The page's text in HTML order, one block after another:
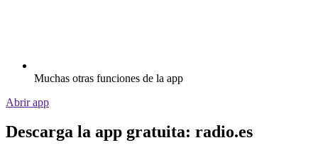
Muchas otras funciones de la app
Abrir app
Descarga la app gratuita: radio.es